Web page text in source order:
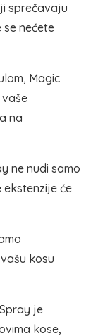
sprečavaju
nećete
Magic
vaše
na
ne nudi samo
će
kosu
je
kose,